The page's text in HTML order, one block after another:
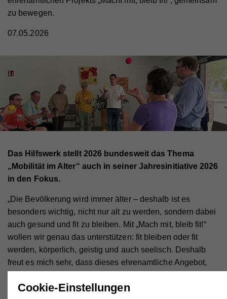
zu bewegen.
07.05.2026
Das Hilfswerk stellt 2026 bundesweit das Thema
„Mobilität im Alter“ auch in seiner Jahresinitiative 2026
in den Fokus.
„Die Bevölkerung wird immer älter – deshalb ist es
besonders wichtig, nicht nur alt zu werden, sondern dabei
auch gesund und fit zu bleiben. Mit „Mach mit, bleib fit!“
wollen wir genau das unterstützen: fit bleiben oder fit
werden, körperlich, geistig und auch seelisch. Deshalb
freut es mich sehr, dass dieses ehrenamtliche Angebot,
wird – bei ehrenamtlichen Trainerinnen und Trainern
Cookie-Einstellungen